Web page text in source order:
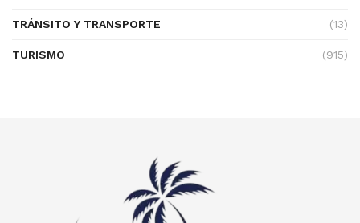
TRÁNSITO Y TRANSPORTE (13)
TURISMO (915)